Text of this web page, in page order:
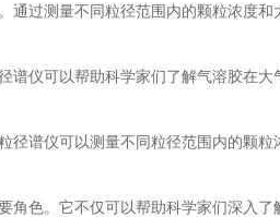
过测量不同粒径范围内的颗粒浓度和
仪可以帮助科学家们了解气溶胶在大
谱仪可以测量不同粒径范围内的颗粒
色。它不仅可以帮助科学家们深入了